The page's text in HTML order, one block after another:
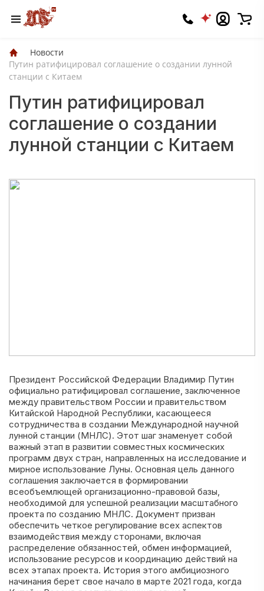
Новости
Путин ратифицировал соглашение о создании лунной
станции с Китаем
Путин ратифицировал
соглашение о создании
лунной станции с Китаем
Президент Российской Федерации Владимир Путин
официально ратифицировал соглашение, заключенное
между правительством России и правительством
Китайской Народной Республики, касающееся
сотрудничества в создании Международной научной
лунной станции (МНЛС). Этот шаг знаменует собой
важный этап в развитии совместных космических
программ двух стран, направленных на исследование и
мирное использование Луны. Основная цель данного
соглашения заключается в формировании
всеобъемлющей организационно-правовой базы,
необходимой для успешной реализации масштабного
проекта по созданию МНЛС. Документ призван
обеспечить четкое регулирование всех аспектов
взаимодействия между сторонами, включая
распределение обязанностей, обмен информацией,
использование ресурсов и координацию действий на
всех этапах проекта. История этого амбициозного
начинания берет свое начало в марте 2021 года, когда